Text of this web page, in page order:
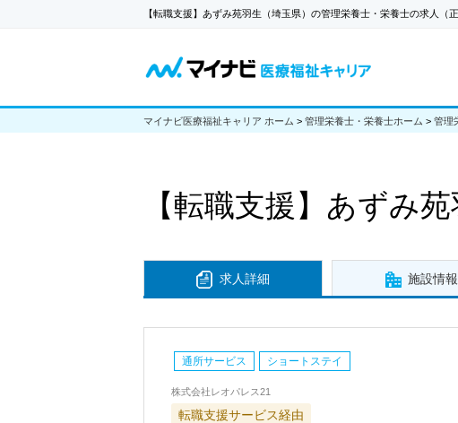
【転職支援】あずみ苑羽生（埼玉県）の管理栄養士・栄養士の求人（正
マイナビ医療福祉キャリア ホーム > 管理栄養士・栄養士ホーム > 管理
【転職支援】 あずみ苑
求人詳細 施設情報
通所サービス ショートステイ
株式会社レオパレス21
転職支援サービス経由